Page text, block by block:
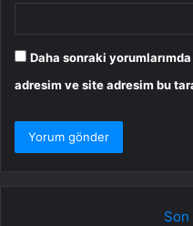
Daha sonraki
adresim ve site adresim bu
Son